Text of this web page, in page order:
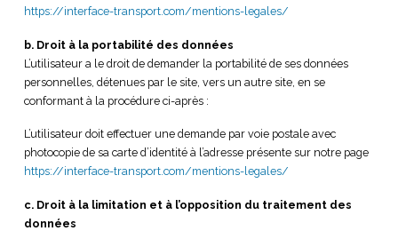
https://interface-transport.com/mentions-legales/
b. Droit à la portabilité des données
L’utilisateur a le droit de demander la portabilité de ses données
personnelles, détenues par le site, vers un autre site, en se
conformant à la procédure ci-après :
L’utilisateur doit effectuer une demande par voie postale avec
photocopie de sa carte d’identité à l’adresse présente sur notre page
https://interface-transport.com/mentions-legales/
c. Droit à la limitation et à l’opposition du traitement des
données